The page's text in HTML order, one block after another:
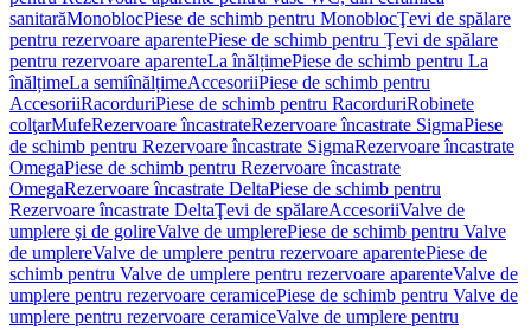
sanitarăMonoblocPiese de schimb pentru MonoblocŢevi de spălare
pentru rezervoare aparentePiese de schimb pentru Ţevi de spălare
pentru rezervoare aparenteLa înălțimePiese de schimb pentru La
înălțimeLa semiînălțimeAccesoriiPiese de schimb pentru
AccesoriiRacorduriPiese de schimb pentru RacorduriRobinete
colţarMufeRezervoare încastrateRezervoare încastrate SigmaPiese
de schimb pentru Rezervoare încastrate SigmaRezervoare încastrate
OmegaPiese de schimb pentru Rezervoare încastrate
OmegaRezervoare încastrate DeltaPiese de schimb pentru
Rezervoare încastrate DeltaŢevi de spălareAccesoriiValve de
umplere şi de golireValve de umplerePiese de schimb pentru Valve
de umplereValve de umplere pentru rezervoare aparentePiese de
schimb pentru Valve de umplere pentru rezervoare aparenteValve de
umplere pentru rezervoare ceramicePiese de schimb pentru Valve de
umplere pentru rezervoare ceramiceValve de umplere pentru